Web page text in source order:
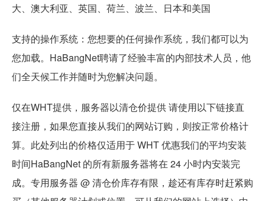
大、澳大利亚、英国、荷兰、波兰、日本和美国
支持的操作系统：您想要的任何操作系统，我们都可以为
您加载。HaBangNet聘请了经验丰富的内部技术人员，他
们全天候工作并随时为您解决问题。
仅在WHT提供，服务器以清仓价提供 请使用以下链接直
接注册，如果您直接从我们的网站订购，则按正常价格计
算。此处列出的价格仅适用于 WHT 优惠我们的平均安装
时间HaBangNet 的所有新服务器将在 24 小时内安装完
成。专用服务器 @ 清仓价库存有限，趁还有库存时赶紧购